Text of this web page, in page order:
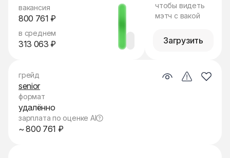
вакансия
800 761 ₽
в среднем
313 063 ₽
чтобы видеть
мэтч с вакой
Загрузить
грейд
senior
формат
удалённо
зарплата по оценке AI
~ 800 761 ₽